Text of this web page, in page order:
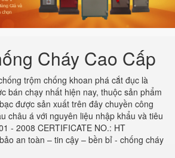
Cháy Cao Cấp
trộm chống khoan phá cắt đục là
bán chạy nhất hiện nay, thuộc sản phẩm
được sản xuất trên đây chuyền công
châu á với nguyên liệu nhập khẩu và tiêu
- 2008 CERTIFICATE NO.: HT
an toàn – tin cậy – bền bỉ - chống cháy